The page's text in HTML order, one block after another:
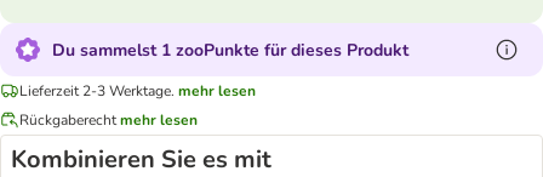
Du sammelst 1 zooPunkte für dieses Produkt
Lieferzeit 2-3 Werktage. mehr lesen
Rückgaberechtmehr lesen
Kombinieren Sie es mit